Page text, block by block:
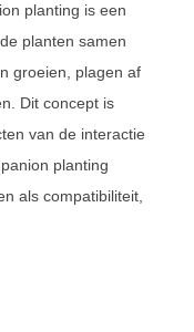
planting is een
planten samen
groeien, plagen af
Dit concept is
van de interactie
planting
als compatibiliteit,